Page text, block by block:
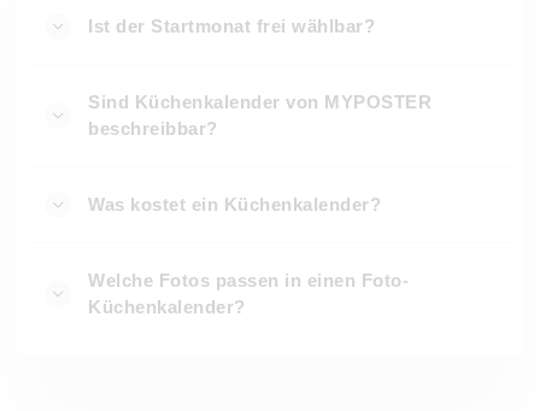
Ist der Startmonat frei wählbar?
Sind Küchenkalender von MYPOSTER
beschreibbar?
Was kostet ein Küchenkalender?
Welche Fotos passen in einen Foto-
Küchenkalender?